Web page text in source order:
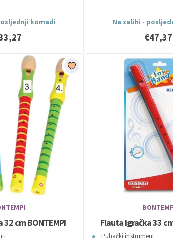
komadi Na zalihi -
€47,37
cm BONTEMPI Flauta igračka 33
Puhački instrument